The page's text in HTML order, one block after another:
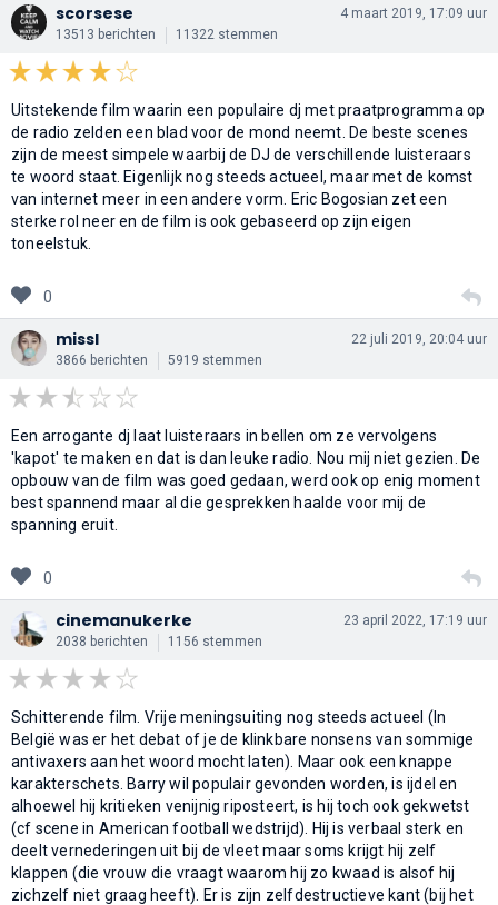
scorsese
13513 berichten 11322 stemmen
4 maart 2019, 17:09 uur
Uitstekende film waarin een populaire dj met praatprogramma op
de radio zelden een blad voor de mond neemt. De beste scenes
zijn de meest simpele waarbij de DJ de verschillende luisteraars
te woord staat. Eigenlijk nog steeds actueel, maar met de komst
van internet meer in een andere vorm. Eric Bogosian zet een
sterke rol neer en de film is ook gebaseerd op zijn eigen
toneelstuk.
0
missl
3866 berichten 5919 stemmen
22 juli 2019, 20:04 uur
Een arrogante dj laat luisteraars in bellen om ze vervolgens
'kapot' te maken en dat is dan leuke radio. Nou mij niet gezien. De
opbouw van de film was goed gedaan, werd ook op enig moment
best spannend maar al die gesprekken haalde voor mij de
spanning eruit.
0
cinemanukerke
2038 berichten 1156 stemmen
23 april 2022, 17:19 uur
Schitterende film. Vrije meningsuiting nog steeds actueel (In
België was er het debat of je de klinkbare nonsens van sommige
antivaxers aan het woord mocht laten). Maar ook een knappe
karakterschets. Barry wil populair gevonden worden, is ijdel en
alhoewel hij kritieken venijnig riposteert, is hij toch ook gekwetst
(cf scene in American football wedstrijd). Hij is verbaal sterk en
deelt vernederingen uit bij de vleet maar soms krijgt hij zelf
klappen (die vrouw die vraagt waarom hij zo kwaad is alsof hij
zichzelf niet graag heeft). Er is zijn zelfdestructieve kant (bij het